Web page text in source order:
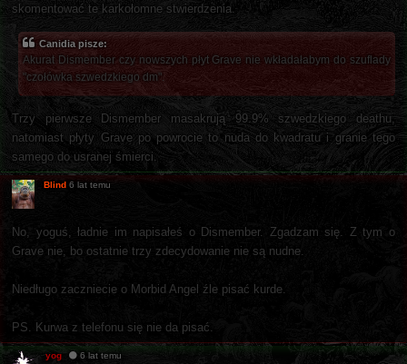
skomentować te karkołomne stwierdzenia.
Canidia pisze:
Akurat Dismember czy nowszych płyt Grave nie wkładałabym do szuflady
"czołówka szwedzkiego dm".
Trzy pierwsze Dismember masakrują 99.9% szwedzkiego deathu,
natomiast płyty Grave po powrocie to nuda do kwadratu i granie tego
samego do usranej śmierci.
Blind 6 lat temu
No, yoguś, ładnie im napisałeś o Dismember. Zgadzam się. Z tym o
Grave nie, bo ostatnie trzy zdecydowanie nie są nudne.
Niedługo zaczniecie o Morbid Angel źle pisać kurde.
PS. Kurwa z telefonu się nie da pisać.
yog 6 lat temu